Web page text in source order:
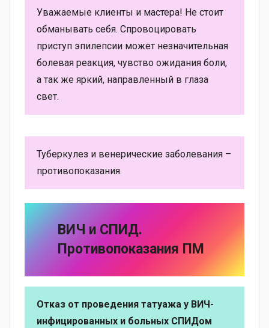
Уважаемые клиенты и мастера! Не стоит
обманывать себя. Спровоцировать
приступ эпилепсии может незначительная
болевая реакция, чувство ожидания боли,
а так же яркий, направленный в глаза
свет.
Туберкулез и венерические заболевания –
противопоказания.
ВИЧ и СПИД.
Противопоказания ПМ
Отказ от проведения татуажа у ВИЧ-
инфицированных и больных СПИДом